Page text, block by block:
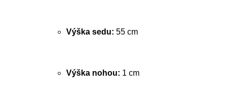
Výška sedu: 55 cm
Výška nohou: 1 cm